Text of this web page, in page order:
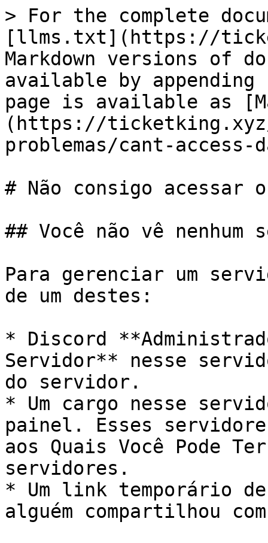
> For the complete
[llms.txt](https://
Markdown versions of
available by
page is available as
(https://
problemas/cant-access-
# Não consigo acessar
## Você não vê nenhum
Para gerenciar um
de um destes:
* Discord
Servidor** nesse
do servidor.
* Um cargo nesse
painel. Esses
aos Quais Você Pode
servidores.
* Um link temporário
alguém compartilhou